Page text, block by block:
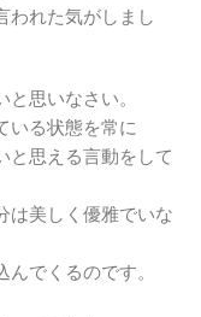
われた気がしまし
思いなさい。
いる状態を常に
と思える言動をして
は美しく優雅でいな
でくるのです。